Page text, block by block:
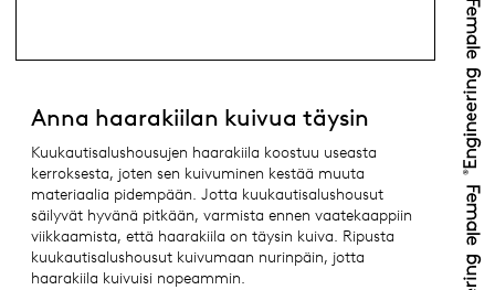
Anna haarakiilan kuivua täysin
Kuukautisalushousujen haarakiila koostuu useasta
kerroksesta, joten sen kuivuminen kestää muuta
materiaalia pidempään. Jotta kuukautisalushousut
säilyvät hyvänä pitkään, varmista ennen vaatekaappiin
viikkaamista, että haarakiila on täysin kuiva. Ripusta
kuukautisalushousut kuivumaan nurinpäin, jotta
haarakiila kuivuisi nopeammin.